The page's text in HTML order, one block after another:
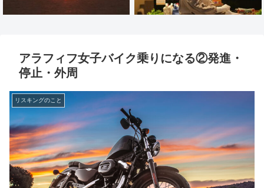
アラフィフ女子バイク乗りになる②発進・
停止・外周
リスキングのこと